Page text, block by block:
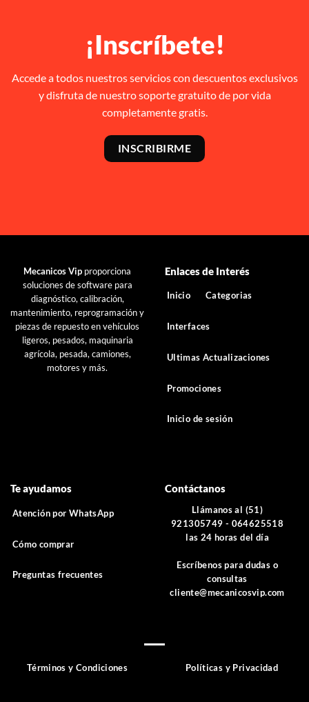
¡Inscríbete!
Accede a todos nuestros servicios con descuentos exclusivos
y disfruta de nuestro soporte gratuito de por vida
completamente gratis.
INSCRIBIRME
Mecanicos Vip proporciona
soluciones de software para
diagnóstico, calibración,
mantenimiento, reprogramación y
piezas de repuesto en vehículos
ligeros, pesados, maquinaria
agrícola, pesada, camiones,
motores y más.
Enlaces de Interés
Inicio Categorias
Interfaces
Ultimas Actualizaciones
Promociones
Inicio de sesión
Te ayudamos
Atención por WhatsApp
Cómo comprar
Preguntas frecuentes
Contáctanos
Llámanos al (51)
921305749 - 064625518
las 24 horas del día
Escríbenos para dudas o
consultas
cliente@mecanicosvip.com
Términos y Condiciones Políticas y Privacidad